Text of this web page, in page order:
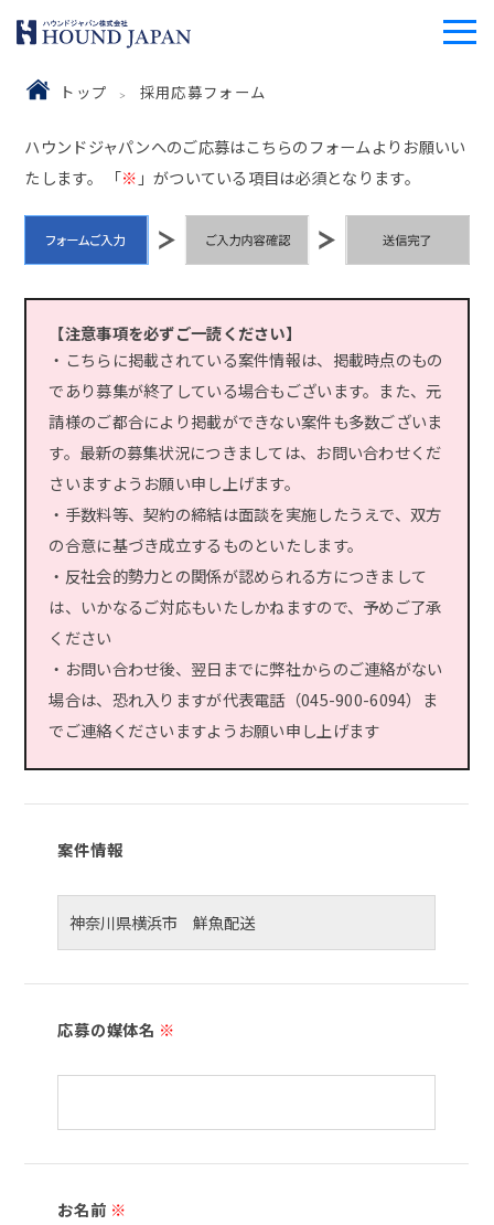
トップ 採用応募フォーム
ハウンドジャパンへのご応募はこちらのフォームよりお願いい
たします。 「※ 」がついている項目は必須となります。
【注意事項を必ずご一読ください】
・こちらに掲載されている案件情報は、掲載時点のもの
であり募集が終了している場合もございます。また、元
請様のご都合により掲載ができない案件も多数ございま
す。最新の募集状況につきましては、お問い合わせくだ
さいますようお願い申し上げます。
・手数料等、契約の締結は面談を実施したうえで、双方
の合意に基づき成立するものといたします。
・反社会的勢力との関係が認められる方につきまして
は、いかなるご対応もいたしかねますので、予めご了承
ください
・お問い合わせ後、翌日までに弊社からのご連絡がない
場合は、恐れ入りますが代表電話（045-900-6094）ま
でご連絡くださいますようお願い申し上げます
案件情報
応募の媒体名 ※
お名前 ※